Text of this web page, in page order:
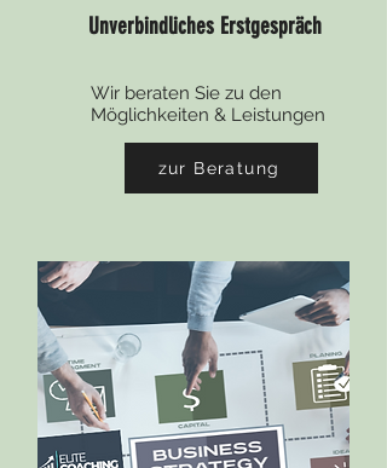
Unverbindliches Erstgespräch
Wir beraten Sie zu den
Möglichkeiten & Leistungen
zur Beratung